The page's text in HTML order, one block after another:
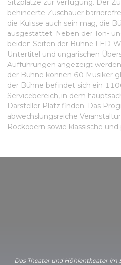
Sitzplätze zur Verfügung. Der
behinderte Zuschauer
die Kulisse auch sein mag, die
ausgestattet. Neben der Ton-
beiden Seiten der Bühne LED-
Untertitel und ungarischen
Aufführungen angezeigt
der Bühne können 60 Musiker
der Bühne befindet sich ein
Servicebereich, in dem
Darsteller Platz finden. Das
abwechslungsreiche
Rockopern sowie klassische
Das Theater und Höhlentheater im